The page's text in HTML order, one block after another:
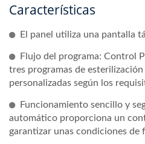
Características
El panel utiliza una pantalla
Flujo del programa: Control
tres programas de
personalizadas según los
Funcionamiento sencillo y
automático proporciona un
garantizar unas condiciones de